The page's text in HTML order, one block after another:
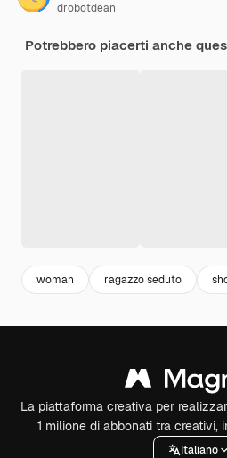
drobotdean
Potrebbero piacerti anche
woman ragazzo seduto
La piattaforma creativa per
1 milione di abbonati tra creativi,
Italiano